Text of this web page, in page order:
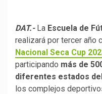
DAT.-La Escuela de
realizará por tercer año
Nacional Seca Cup
participando más de
diferentes estados
los complejos